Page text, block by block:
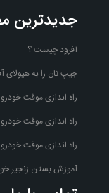
جدیدترین
آفرود چیست ؟
جیپ تان را به هیولای
راه اندازی موقت
راه اندازی موقت
راه اندازی موقت
آموزش بستن زنجیر